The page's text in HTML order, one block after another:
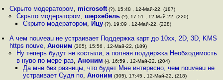
Скрыто модератором,microsoft (?), 15:48 , 12-Май-22, (187)
Скрыто модератором, шерхебель(?), 17:51 , 12-Май-22, (220)
Скрыто модератором, Йцу(?), 19:09 , 12-Май-22, (228)
А чем nouveau не устраивает Поддержка карт до 10xx, 2D, 3D, KMS
https nouve,Аноним (305), 15:56 , 12-Май-22, (189)
Ну теперь будут не костыли, а полная поддержка Необходимость
в нуво по мере раз, Аноним (-), 16:59 , 12-Май-22, (204)
Да мне без разницы, что будет Мне интересно, чем nouveau не
устраивает Судя по, Аноним (305), 17:45 , 12-Май-22, (218)